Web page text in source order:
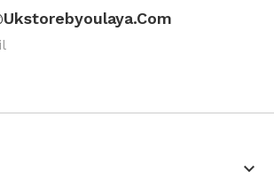
keyboard_arrow_down